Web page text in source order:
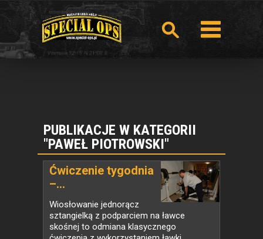
PUBLIKACJE W KATEGORII
"PAWEŁ PIOTROWSKI"
Ćwiczenie tygodnia
–...
Wiosłowanie jednorącz
sztangielką z podparciem na ławce
skośnej to odmiana klasycznego